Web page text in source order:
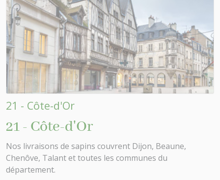
21 - Côte-d'Or
21 - Côte-d'Or
Nos livraisons de sapins couvrent Dijon, Beaune,
Chenôve, Talant et toutes les communes du
département.